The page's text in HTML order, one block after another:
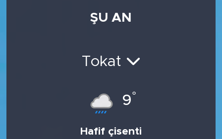
ŞU AN
Tokat
9°
Hafif çisenti
Son Dakika Haberleri